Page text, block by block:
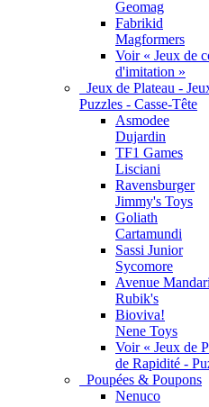
Geomag
Fabrikid
Magformers
Voir « Jeux de
d'imitation »
Jeux de Plateau -
Puzzles - Casse-Tête
Asmodee
Dujardin
TF1 Games
Lisciani
Ravensburger
Jimmy's Toys
Goliath
Cartamundi
Sassi Junior
Sycomore
Avenue
Rubik's
Bioviva!
Nene Toys
Voir « Jeux de
de Rapidité -
Poupées & Poupons
Nenuco